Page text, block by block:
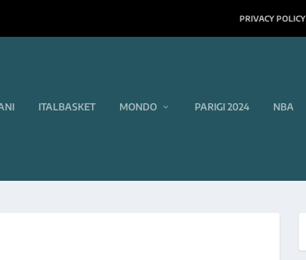
PRIVACY POLICY
ITALBASKET MONDO PARIGI 2024 NBA